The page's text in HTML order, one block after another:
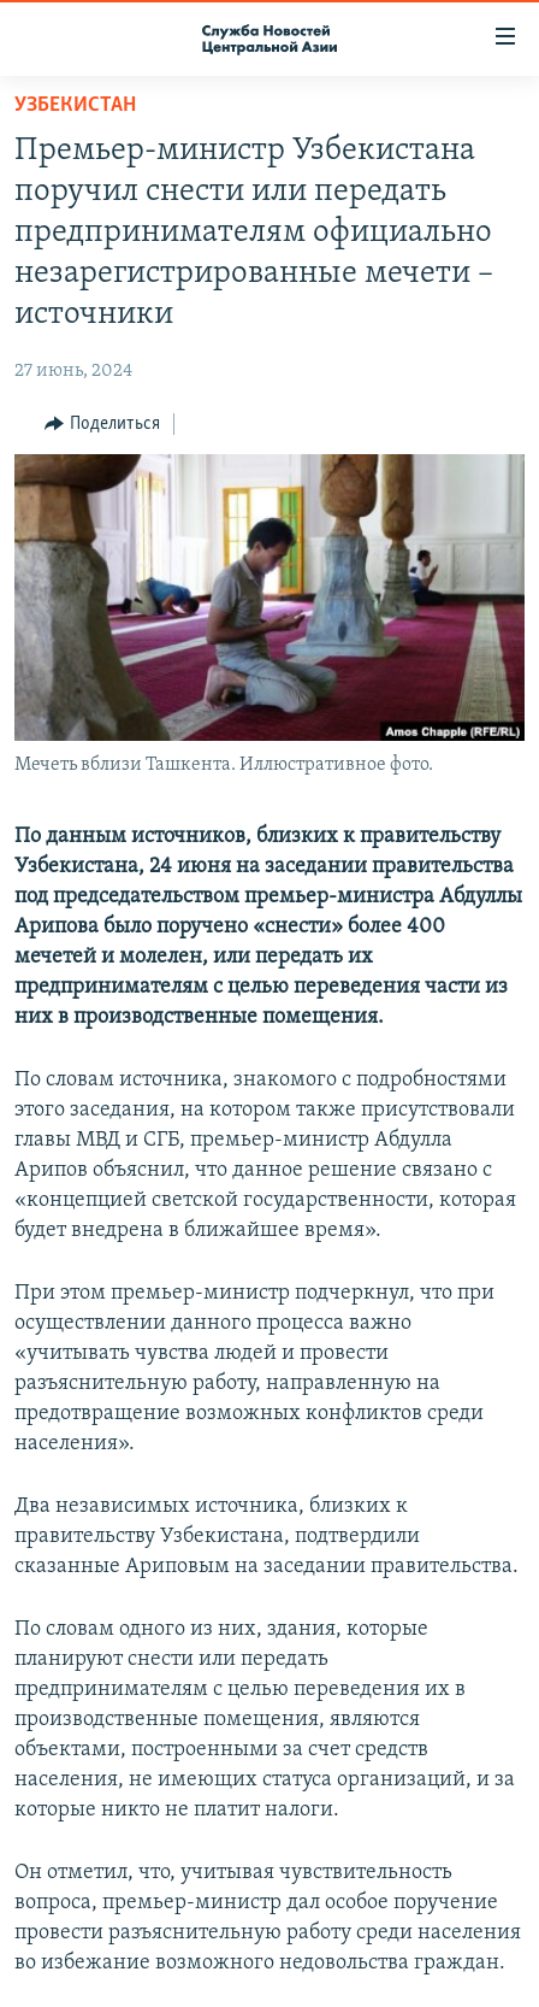
Вернуться
основному
содержанию
Вернутся
главной
навигации
ПОДПИСКА
КОНТАКТЫ
НАСТОЯЩЕЕ ВРЕМЯ
УЗБЕКИСТАН
Премьер-министр Узбекистана
поручил снести или передать
предпринимателям официально
незарегистрированные мечети –
источники
27 июнь, 2024
Поделиться
Мечеть вблизи Ташкента. Иллюстративное фото.
По данным источников, близких к правительству
Узбекистана, 24 июня на заседании правительства
под председательством премьер-министра Абдуллы
Арипова было поручено «снести» более 400
мечетей и молелен, или передать их
предпринимателям с целью переведения части из
них в производственные помещения.
По словам источника, знакомого с подробностями
этого заседания, на котором также присутствовали
главы МВД и СГБ, премьер-министр Абдулла
Арипов объяснил, что данное решение связано с
«концепцией светской государственности, которая
будет внедрена в ближайшее время».
При этом премьер-министр подчеркнул, что при
осуществлении данного процесса важно
«учитывать чувства людей и провести
разъяснительную работу, направленную на
предотвращение возможных конфликтов среди
населения».
Два независимых источника, близких к
правительству Узбекистана, подтвердили
сказанные Ариповым на заседании правительства.
По словам одного из них, здания, которые
планируют снести или передать
предпринимателям с целью переведения их в
производственные помещения, являются
объектами, построенными за счет средств
населения, не имеющих статуса организаций, и за
которые никто не платит налоги.
Он отметил, что, учитывая чувствительность
вопроса, премьер-министр дал особое поручение
провести разъяснительную работу среди населения
во избежание возможного недовольства граждан.